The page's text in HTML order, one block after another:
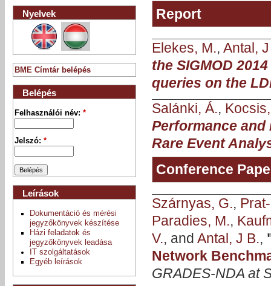
Report
Elekes, M., Antal,
the SIGMOD
queries on the
Salánki, Á.,
Performance and
Rare Event
Conference
Szárnyas, G.,
Paradies, M.,
V., and Antal, J B.,
Network
GRADES-NDA at
Nyelvek
BME Címtár belépés
Belépés
Felhasználói név:*
Jelszó:*
Leírások
Dokumentáció és mérési
jegyzőkönyvek készítése
Házi feladatok és
jegyzőkönyvek leadása
IT szolgáltatások
Egyéb leírások